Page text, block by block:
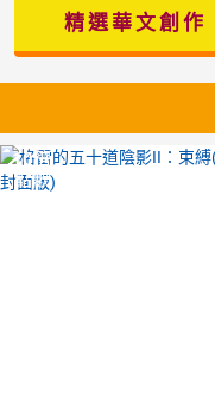
精選華文創作
10倍
點數